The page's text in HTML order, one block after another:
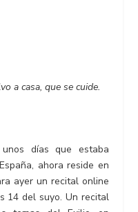
a casa, que se cuide.
días que estaba
ahora reside en
ayer un recital online
14 del suyo. Un recital